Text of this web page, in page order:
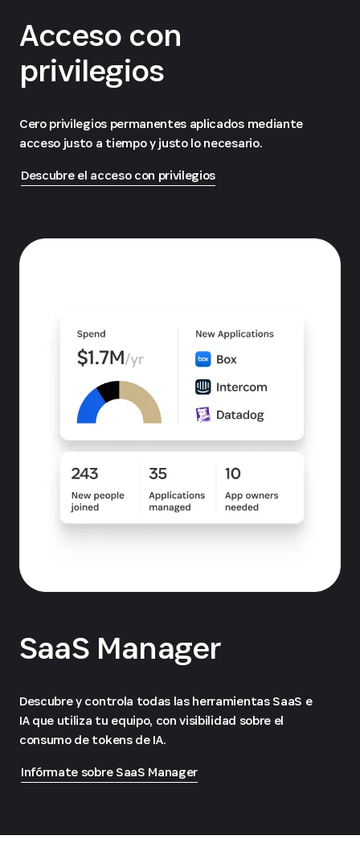
Acceso con
privilegios
Cero privilegios permanentes aplicados mediante
acceso justo a tiempo y justo lo necesario.
Descubre el acceso con privilegios
SaaS Manager
Descubre y controla todas las herramientas SaaS e
IA que utiliza tu equipo, con visibilidad sobre el
consumo de tokens de IA.
Infórmate sobre SaaS Manager